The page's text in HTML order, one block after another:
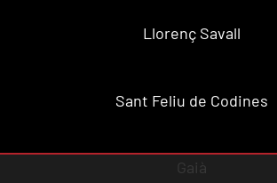
Llorenç Savall
Sant Feliu de Codines
Gaià